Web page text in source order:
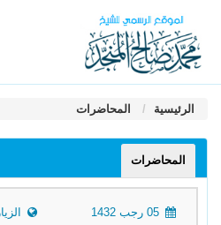
الرئيسية المحاضرات
المحاضرات